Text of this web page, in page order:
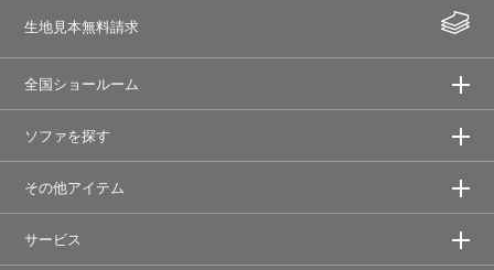
生地見本無料請求
全国ショールーム
ソファを探す
その他アイテム
サービス